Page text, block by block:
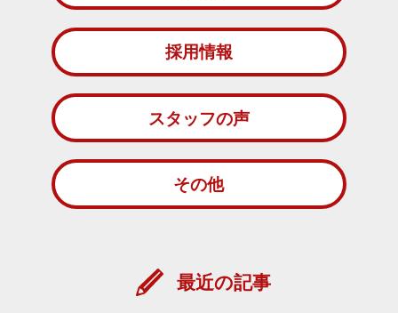
採用情報
スタッフの声
その他
最近の記事